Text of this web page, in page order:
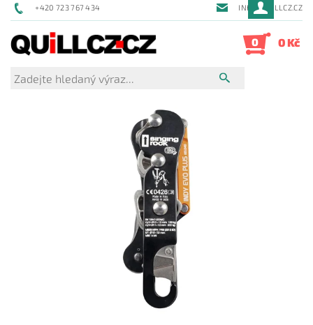
+420 723 767 434 INFO@QUILLCZ.CZ
0 0 Kč